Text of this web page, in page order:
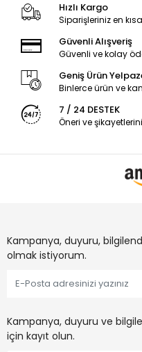
Hızlı Kargo
Siparişleriniz en
Güvenli Alışveriş
Güvenli ve kolay
Geniş Ürün
Binlerce ürün ve
7 / 24 DESTEK
Öneri ve
Kampanya, duyuru,
olmak istiyorum.
Kampanya, duyuru ve
için kayıt olun.